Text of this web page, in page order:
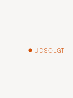
UDSOLGT